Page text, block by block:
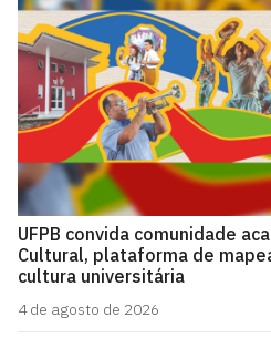
UFPB convida comunidade
Cultural, plataforma de
cultura universitária
4 de agosto de 2026